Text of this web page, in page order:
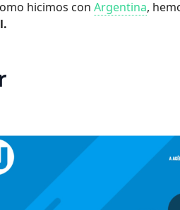
hicimos conArgentina,